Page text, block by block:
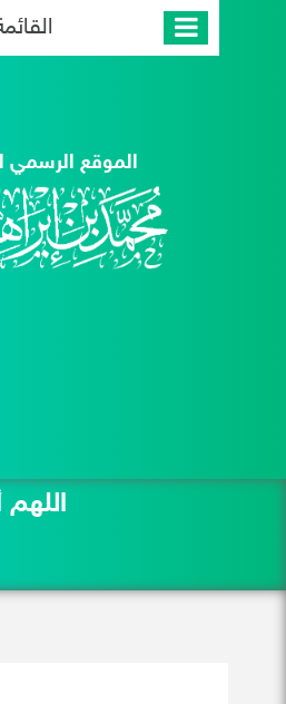
الموقع الرسمي
اللهم